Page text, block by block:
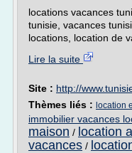
locations vacances
tunisie, vacances
locations, location de
Lire la suite
Site : http://
Thèmes liés : location
immobilier vacances
maison / location
vacances /